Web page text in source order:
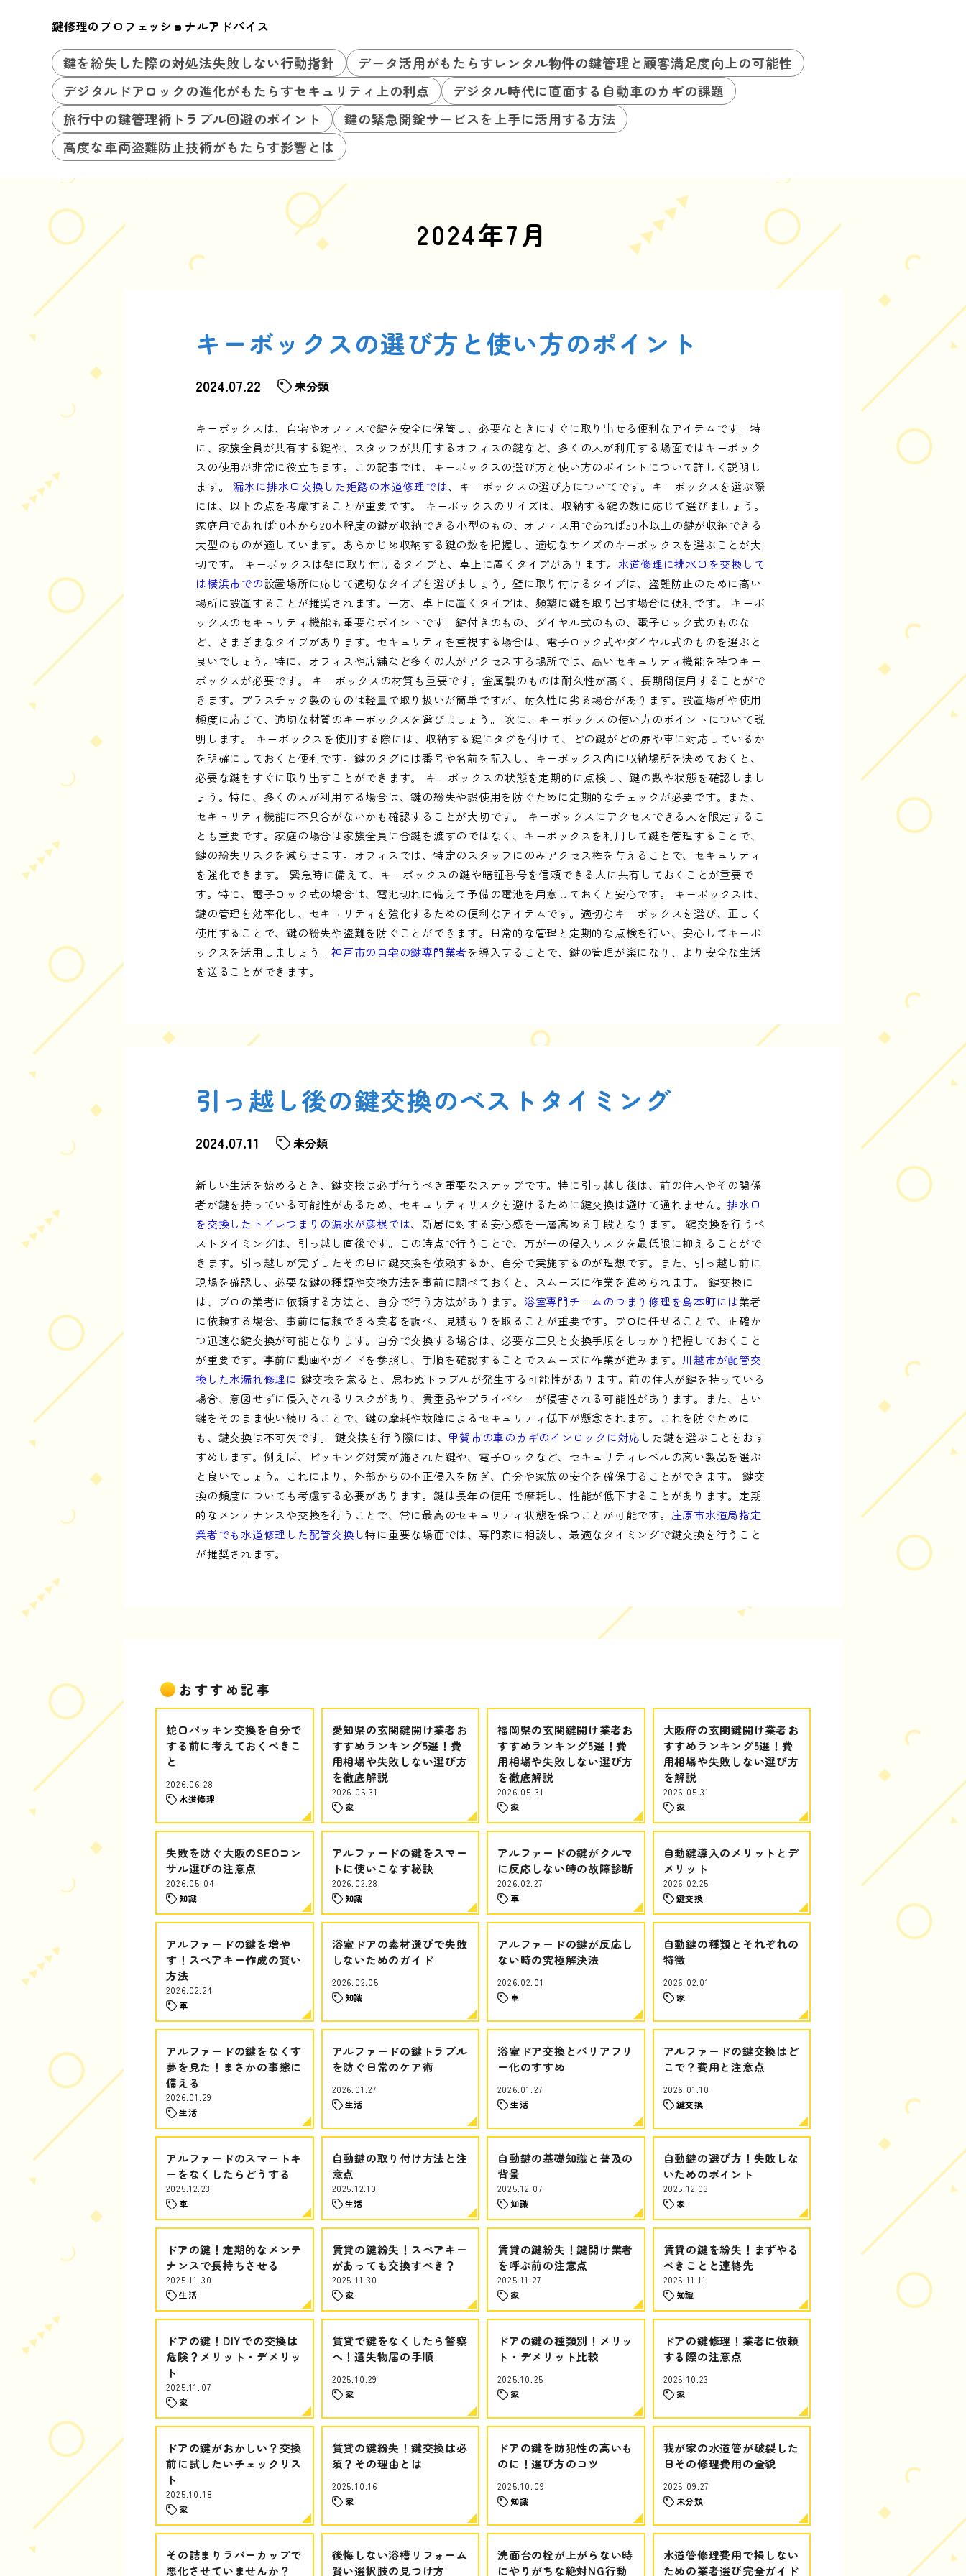
鍵修理のプロフェッショナルアドバイス
鍵を紛失した際の対処法失敗しない行動指針
データ活用がもたらすレンタル物件の鍵管理と顧客満足度向上の可能性
デジタルドアロックの進化がもたらすセキュリティ上の利点
デジタル時代に直面する自動車のカギの課題
旅行中の鍵管理術トラブル回避のポイント
鍵の緊急開錠サービスを上手に活用する方法
高度な車両盗難防止技術がもたらす影響とは
2024年7月
キーボックスの選び方と使い方のポイント
2024.07.22 未分類
キーボックスは、自宅やオフィスで鍵を安全に保管し、必要なときにすぐに取り出せる便利なアイテムです。特
に、家族全員が共有する鍵や、スタッフが共用するオフィスの鍵など、多くの人が利用する場面ではキーボック
スの使用が非常に役立ちます。この記事では、キーボックスの選び方と使い方のポイントについて詳しく説明し
ます。
漏水に排水口交換した姫路の水道修理では、キーボックスの選び方についてです。キーボックスを選ぶ際
には、以下の点を考慮することが重要です。 キーボックスのサイズは、収納する鍵の数に応じて選びましょう。
家庭用であれば10本から20本程度の鍵が収納できる小型のもの、オフィス用であれば50本以上の鍵が収納できる
大型のものが適しています。あらかじめ収納する鍵の数を把握し、適切なサイズのキーボックスを選ぶことが大
切です。 キーボックスは壁に取り付けるタイプと、卓上に置くタイプがあります。 水道修理に排水口を交換して
は横浜市での設置場所に応じて適切なタイプを選びましょう。壁に取り付けるタイプは、盗難防止のために高い
場所に設置することが推奨されます。一方、卓上に置くタイプは、頻繁に鍵を取り出す場合に便利です。 キーボ
ックスのセキュリティ機能も重要なポイントです。鍵付きのもの、ダイヤル式のもの、電子ロック式のものな
ど、さまざまなタイプがあります。セキュリティを重視する場合は、電子ロック式やダイヤル式のものを選ぶと
良いでしょう。特に、オフィスや店舗など多くの人がアクセスする場所では、高いセキュリティ機能を持つキー
ボックスが必要です。 キーボックスの材質も重要です。金属製のものは耐久性が高く、長期間使用することがで
きます。プラスチック製のものは軽量で取り扱いが簡単ですが、耐久性に劣る場合があります。設置場所や使用
頻度に応じて、適切な材質のキーボックスを選びましょう。 次に、キーボックスの使い方のポイントについて説
明します。 キーボックスを使用する際には、収納する鍵にタグを付けて、どの鍵がどの扉や車に対応しているか
を明確にしておくと便利です。鍵のタグには番号や名前を記入し、キーボックス内に収納場所を決めておくと、
必要な鍵をすぐに取り出すことができます。 キーボックスの状態を定期的に点検し、鍵の数や状態を確認しまし
ょう。特に、多くの人が利用する場合は、鍵の紛失や誤使用を防ぐために定期的なチェックが必要です。また、
セキュリティ機能に不具合がないかも確認することが大切です。 キーボックスにアクセスできる人を限定するこ
とも重要です。家庭の場合は家族全員に合鍵を渡すのではなく、キーボックスを利用して鍵を管理することで、
鍵の紛失リスクを減らせます。オフィスでは、特定のスタッフにのみアクセス権を与えることで、セキュリティ
を強化できます。 緊急時に備えて、キーボックスの鍵や暗証番号を信頼できる人に共有しておくことが重要で
す。特に、電子ロック式の場合は、電池切れに備えて予備の電池を用意しておくと安心です。 キーボックスは、
鍵の管理を効率化し、セキュリティを強化するための便利なアイテムです。適切なキーボックスを選び、正しく
使用することで、鍵の紛失や盗難を防ぐことができます。日常的な管理と定期的な点検を行い、安心してキーボ
ックスを活用しましょう。 神戸市の自宅の鍵専門業者を導入することで、鍵の管理が楽になり、より安全な生活
を送ることができます。
引っ越し後の鍵交換のベストタイミング
2024.07.11 未分類
新しい生活を始めるとき、鍵交換は必ず行うべき重要なステップです。特に引っ越し後は、前の住人やその関係
者が鍵を持っている可能性があるため、セキュリティリスクを避けるために鍵交換は避けて通れません。排水口
を交換したトイレつまりの漏水が彦根では、新居に対する安心感を一層高める手段となります。 鍵交換を行うベ
ストタイミングは、引っ越し直後です。この時点で行うことで、万が一の侵入リスクを最低限に抑えることがで
きます。引っ越しが完了したその日に鍵交換を依頼するか、自分で実施するのが理想です。また、引っ越し前に
現場を確認し、必要な鍵の種類や交換方法を事前に調べておくと、スムーズに作業を進められます。 鍵交換に
は、プロの業者に依頼する方法と、自分で行う方法があります。 浴室専門チームのつまり修理を島本町には業者
に依頼する場合、事前に信頼できる業者を調べ、見積もりを取ることが重要です。プロに任せることで、正確か
つ迅速な鍵交換が可能となります。自分で交換する場合は、必要な工具と交換手順をしっかり把握しておくこと
が重要です。事前に動画やガイドを参照し、手順を確認することでスムーズに作業が進みます。 川越市が配管交
換した水漏れ修理に 鍵交換を怠ると、思わぬトラブルが発生する可能性があります。前の住人が鍵を持っている
場合、意図せずに侵入されるリスクがあり、貴重品やプライバシーが侵害される可能性があります。また、古い
鍵をそのまま使い続けることで、鍵の摩耗や故障によるセキュリティ低下が懸念されます。これを防ぐために
も、鍵交換は不可欠です。 鍵交換を行う際には、 甲賀市の車のカギのインロックに対応 した鍵を選ぶことをおす
すめします。例えば、ピッキング対策が施された鍵や、電子ロックなど、セキュリティレベルの高い製品を選ぶ
と良いでしょう。これにより、外部からの不正侵入を防ぎ、自分や家族の安全を確保することができます。 鍵交
換の頻度についても考慮する必要があります。鍵は長年の使用で摩耗し、性能が低下することがあります。定期
的なメンテナンスや交換を行うことで、常に最高のセキュリティ状態を保つことが可能です。 庄原市水道局指定
業者でも水道修理した配管交換し特に重要な場面では、専門家に相談し、最適なタイミングで鍵交換を行うこと
が推奨されます。
おすすめ記事
蛇口パッキン交換を自分で
する前に考えておくべきこ
と
2026.06.28
水道修理
愛知県の玄関鍵開け業者お
すすめランキング5選！費
用相場や失敗しない選び方
を徹底解説
2026.05.31
家
福岡県の玄関鍵開け業者お
すすめランキング5選！費
用相場や失敗しない選び方
を徹底解説
2026.05.31
家
大阪府の玄関鍵開け業者お
すすめランキング5選！費
用相場や失敗しない選び方
を解説
2026.05.31
家
失敗を防ぐ大阪のSEOコン
サル選びの注意点
2026.05.04
知識
アルファードの鍵をスマー
トに使いこなす秘訣
2026.02.28
知識
アルファードの鍵がクルマ
に反応しない時の故障診断
2026.02.27
車
自動鍵導入のメリットとデ
メリット
2026.02.25
鍵交換
アルファードの鍵を増や
す！スペアキー作成の賢い
方法
2026.02.24
車
浴室ドアの素材選びで失敗
しないためのガイド
2026.02.05
知識
アルファードの鍵が反応し
ない時の究極解決法
2026.02.01
車
自動鍵の種類とそれぞれの
特徴
2026.02.01
家
アルファードの鍵をなくす
夢を見た！まさかの事態に
備える
2026.01.29
生活
アルファードの鍵トラブル
を防ぐ日常のケア術
2026.01.27
生活
浴室ドア交換とバリアフリ
ー化のすすめ
2026.01.27
生活
アルファードの鍵交換はど
こで？費用と注意点
2026.01.10
鍵交換
アルファードのスマートキ
ーをなくしたらどうする
2025.12.23
車
自動鍵の取り付け方法と注
意点
2025.12.10
生活
自動鍵の基礎知識と普及の
背景
2025.12.07
知識
自動鍵の選び方！失敗しな
いためのポイント
2025.12.03
家
ドアの鍵！定期的なメンテ
ナンスで長持ちさせる
2025.11.30
生活
賃貸の鍵紛失！スペアキー
があっても交換すべき？
2025.11.30
家
賃貸の鍵紛失！鍵開け業者
を呼ぶ前の注意点
2025.11.27
家
賃貸の鍵を紛失！まずやる
べきことと連絡先
2025.11.11
知識
ドアの鍵！DIYでの交換は
危険？メリット・デメリッ
ト
2025.11.07
家
賃貸で鍵をなくしたら警察
へ！遺失物届の手順
2025.10.29
家
ドアの鍵の種類別！メリッ
ト・デメリット比較
2025.10.25
家
ドアの鍵修理！業者に依頼
する際の注意点
2025.10.23
家
ドアの鍵がおかしい？交換
前に試したいチェックリス
ト
2025.10.18
家
賃貸の鍵紛失！鍵交換は必
須？その理由とは
2025.10.16
家
ドアの鍵を防犯性の高いも
のに！選び方のコツ
2025.10.09
知識
我が家の水道管が破裂した
日その修理費用の全貌
2025.09.27
未分類
その詰まりラバーカップで
悪化させていませんか？
後悔しない浴槽リフォーム
賢い選択肢の見つけ方
洗面台の栓が上がらない時
にやりがちな絶対NG行動
水道管修理費用で損しない
ための業者選び完全ガイド